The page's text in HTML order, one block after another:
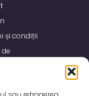
și condiții
de
utilizare Cookie